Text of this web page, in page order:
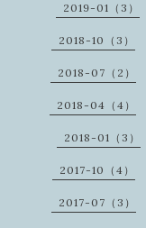
2019-01（3）
2018-10（3）
2018-07（2）
2018-04（4）
2018-01（3）
2017-10（4）
2017-07（3）